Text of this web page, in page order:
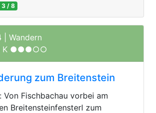
3 / 8
| Wandern
●●●○○
zum Breitenstein
Von Fischbachau vorbei am
Breitensteinfensterl zum